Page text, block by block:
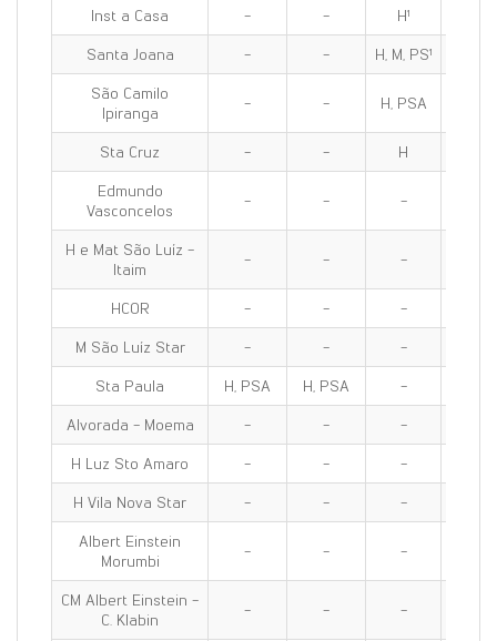
Inst a Casa
- - H¹
Santa Joana
- - H, M, PS¹
São Camilo
Ipiranga
- - H, PSA
Sta Cruz - - H
Edmundo
Vasconcelos
- - -
H e Mat São Luíz -
Itaim
- - -
HCOR - - -
M São Luíz Star
- - -
Sta Paula
H, PSA H, PSA -
Alvorada - Moema
- - -
H Luz Sto Amaro
- - -
H Vila Nova Star
- - -
Albert Einstein
Morumbi
- - -
CM Albert Einstein -
C. Klabin
- - -